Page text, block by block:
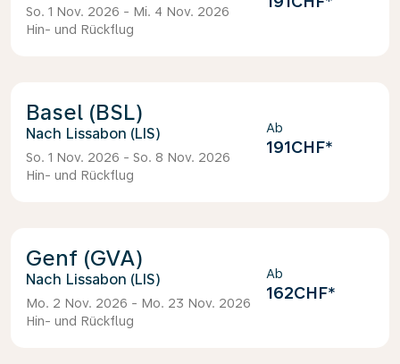
So. 1 Nov. 2026 - Mi. 4 Nov. 2026
Hin- und Rückflug
Basel (BSL)
Lissabon (LIS)
So. 1 Nov. 2026 - So. 8 Nov. 2026
Hin- und Rückflug
Ab
191CHF*
Genf (GVA)
Lissabon (LIS)
Mo. 2 Nov. 2026 - Mo. 23 Nov. 2026
Hin- und Rückflug
Ab
162CHF*